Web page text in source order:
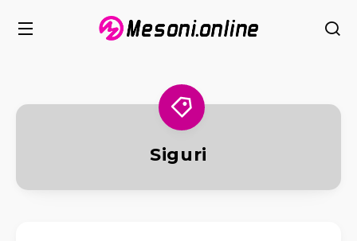
Siguri